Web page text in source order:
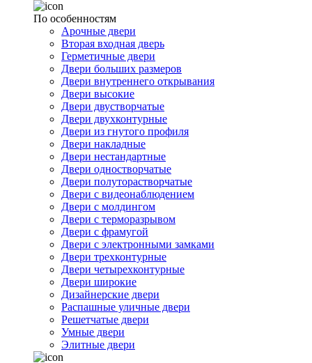
По особенностям
Арочные двери
Вторая входная дверь
Герметичные двери
Двери больших размеров
Двери внутреннего открывания
Двери высокие
Двери двустворчатые
Двери двухконтурные
Двери из гнутого профиля
Двери накладные
Двери нестандартные
Двери одностворчатые
Двери полуторастворчатые
Двери с видеонаблюдением
Двери с молдингом
Двери с терморазрывом
Двери с фрамугой
Двери с электронными замками
Двери трехконтурные
Двери четырехконтурные
Двери широкие
Дизайнерские двери
Распашные уличные двери
Решетчатые двери
Умные двери
Элитные двери